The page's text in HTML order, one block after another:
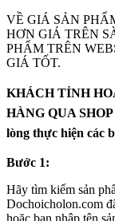
VỀ GIÁ SẢN
HƠN GIÁ TRÊN
PHẨM TRÊN
GIÁ TỐT.
KHÁCH TỈNH
HÀNG QUA SHOP
lòng thực hiện các
Bước 1:
Hãy tìm kiếm sản
Dochoicholon.com
hoặc bạn nhập tên